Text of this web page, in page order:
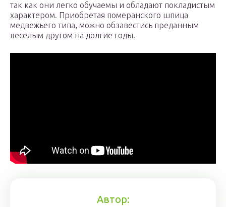
так как они легко обучаемы и обладают покладистым
характером. Приобретая померанского шпица
медвежьего типа, можно обзавестись преданным
веселым другом на долгие годы.
Автор: